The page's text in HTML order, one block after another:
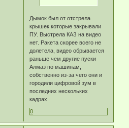
Дымок был от отстрела
крышек которые закрывали
ПУ. Выстрела КАЗ на видео
нет. Ракета скорее всего не
долетела, видео обрывается
раньше чем другие пуски
Алмаз по машинам,
собственно из-за чего они и
городили цифровой зум в
последних нескольких
кадрах.
0